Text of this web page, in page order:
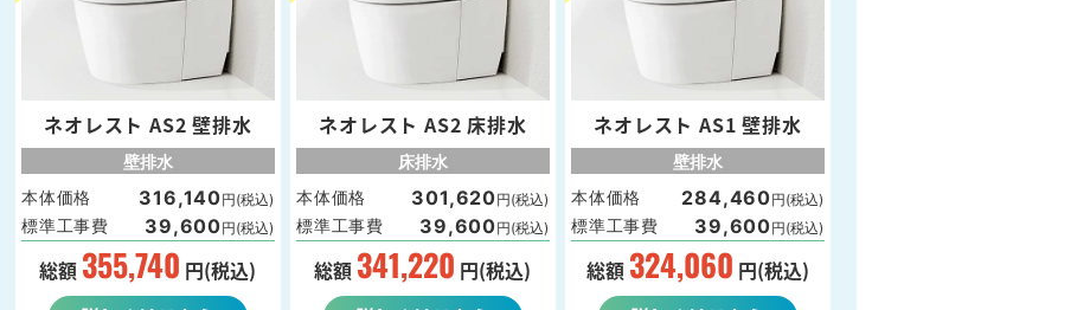
ネオレスト AS2 壁排水
壁排水
本体価格
316,140円(税込)
標準工事費 39,600円(税込)
総額 355,740 円(税込)
ネオレスト AS2 床排水
床排水
本体価格
301,620円(税込)
標準工事費 39,600円(税込)
総額 341,220 円(税込)
ネオレスト AS1 壁排水
壁排水
本体価格
284,460円(税込)
標準工事費 39,600円(税込)
総額 324,060 円(税込)